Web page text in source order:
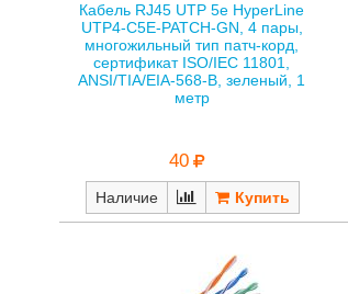
Кабель RJ45 UTP 5е HyperLine
UTP4-C5E-PATCH-GN, 4 пары,
многожильный тип патч-корд,
сертификат ISO/IEC 11801,
ANSI/TIA/EIA-568-B, зеленый, 1
метр
40
Наличие